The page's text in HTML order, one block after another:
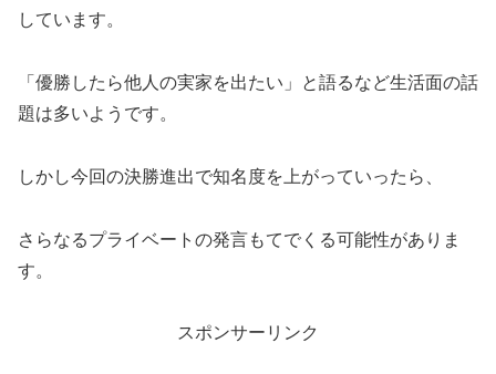
しています。
「優勝したら他人の実家を出たい」と語るなど生活面の話
題は多いようです。
しかし今回の決勝進出で知名度を上がっていったら、
さらなるプライベートの発言もてでくる可能性がありま
す。
スポンサーリンク